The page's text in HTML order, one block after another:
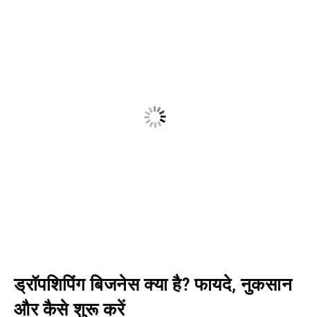
ड्रॉपशिपिंग बिजनेस क्या है? फायदे, नुकसान
और कैसे शुरू करें